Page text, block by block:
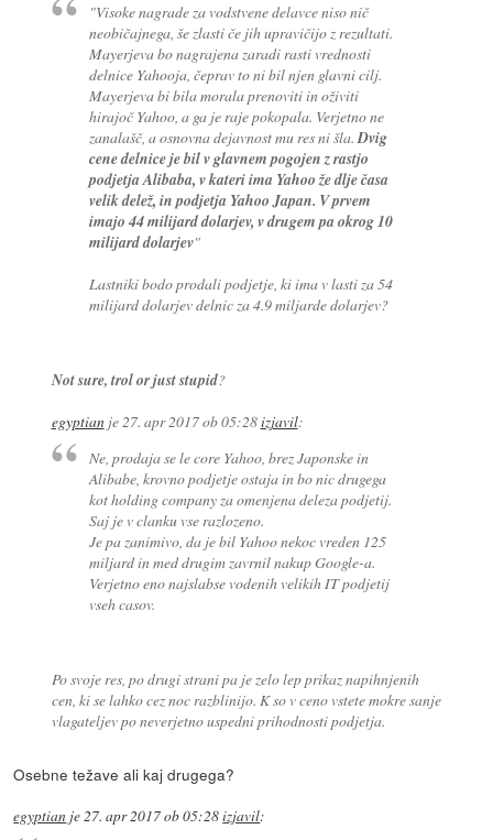
"Visoke nagrade za vodstvene delavce niso nič
neobičajnega, še zlasti če jih upravičijo z rezultati.
Mayerjeva bo nagrajena zaradi rasti vrednosti
delnice Yahooja, čeprav to ni bil njen glavni cilj.
Mayerjeva bi bila morala prenoviti in oživiti
hirajoč Yahoo, a ga je raje pokopala. Verjetno ne
zanalašč, a osnovna dejavnost mu res ni šla.Dvig
cene delnice je bil v glavnem pogojen z rastjo
podjetja Alibaba, v kateri ima Yahoo že dlje časa
velik delež, in podjetja Yahoo Japan. V prvem
imajo 44 milijard dolarjev, v drugem pa okrog 10
milijard dolarjev"
Lastniki bodo prodali podjetje, ki ima v lasti za 54
milijard dolarjev delnic za 4.9 miljarde dolarjev?
Not sure, trol or just stupid?
egyptianje27. apr 2017 ob 05:28izjavil:
Ne, prodaja se le core Yahoo, brez Japonske in
Alibabe, krovno podjetje ostaja in bo nic drugega
kot holding company za omenjena deleza podjetij.
Saj je v clanku vse razlozeno.
Je pa zanimivo, da je bil Yahoo nekoc vreden 125
miljard in med drugim zavrnil nakup Google-a.
Verjetno eno najslabse vodenih velikih IT podjetij
vseh casov.
Po svoje res, po drugi strani pa je zelo lep prikaz napihnjenih
cen, ki se lahko cez noc razblinijo. K so v ceno vstete mokre sanje
vlagateljev po neverjetno uspedni prihodnosti podjetja.
Osebne težave ali kaj drugega?
egyptian je27. apr 2017 ob 05:28izjavil: